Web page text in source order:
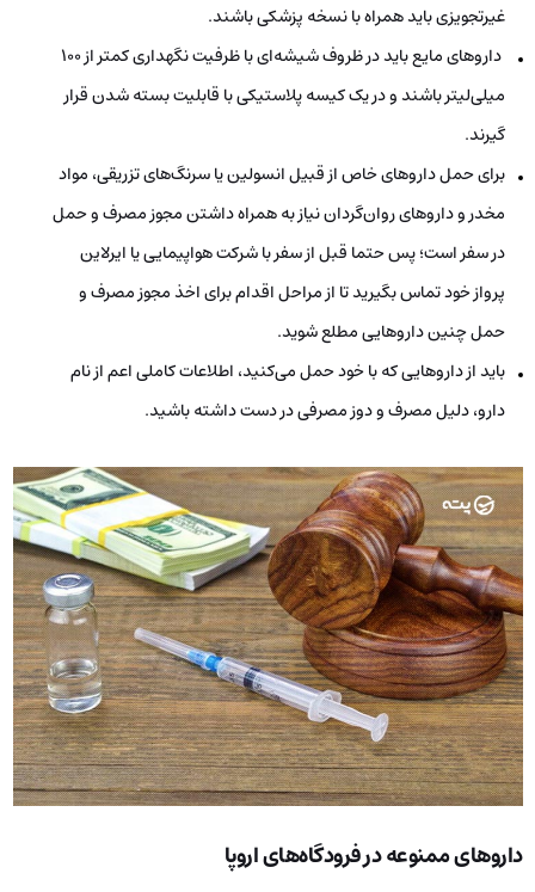
غیرتجویزی باید همراه با نسخه پزشکی باشند.
داروهای مایع باید در ظروف شیشه‌ای با ظرفیت نگهداری کمتر از 100
میلی‌لیتر باشند و در یک کیسه پلاستیکی با قابلیت بسته شدن قرار
گیرند.
برای حمل داروهای خاص از قبیل انسولین یا سرنگ‌های تزریقی، مواد
مخدر و داروهای روان‌گردان نیاز به همراه داشتن مجوز مصرف و حمل
در سفر است؛ پس حتما قبل از سفر با شرکت هواپیمایی یا ایرلاین
پرواز خود تماس بگیرید تا از مراحل اقدام برای اخذ مجوز مصرف و
حمل چنین داروهایی مطلع شوید.
باید از داروهایی که با خود حمل می‌کنید، اطلاعات کاملی اعم از نام
دارو، دلیل مصرف و دوز مصرفی در دست داشته باشید.
داروهای ممنوعه در فرودگاه‌های اروپا